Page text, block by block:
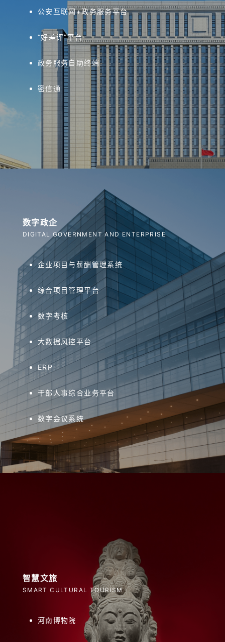
公安互联网+政务服务平台
“好差评”平台
政务服务自助终端
密信通
数字政企
DIGITAL GOVERNMENT AND ENTERPRISE
企业项目与薪酬管理系统
综合项目管理平台
数字考核
大数据风控平台
ERP
干部人事综合业务平台
数字会议系统
智慧文旅
SMART CULTURAL TOURISM
河南博物院